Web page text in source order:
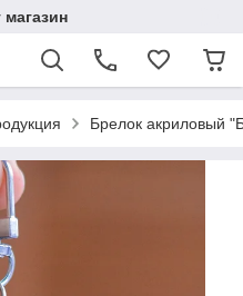
Брелок акриловый